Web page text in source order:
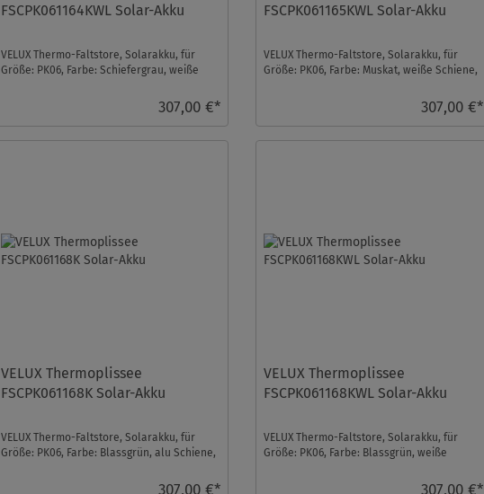
FSCPK061164KWL Solar-Akku
VELUX Thermo-Faltstore, Solarakku, für
Größe: PK06, Farbe: Schiefergrau, weiße
307,00 €*
FSCPK061165KWL Solar-Akku
VELUX Thermo-Faltstore, Solarakku, für
Größe: PK06, Farbe: Muskat, weiße Schiene,
307,00 €*
VELUX Thermoplissee
FSCPK061168K Solar-Akku
VELUX Thermo-Faltstore, Solarakku, für
Größe: PK06, Farbe: Blassgrün, alu Schiene,
307,00 €*
VELUX Thermoplissee
FSCPK061168KWL Solar-Akku
VELUX Thermo-Faltstore, Solarakku, für
Größe: PK06, Farbe: Blassgrün, weiße
307,00 €*